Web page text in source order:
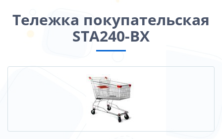
Тележка покупательская
STA240-BX